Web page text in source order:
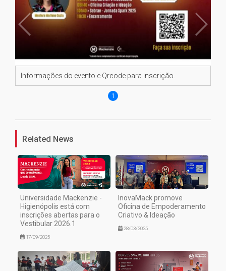
Informações do evento e Qrcode para inscrição.
1
Related News
Universidade Mackenzie -
Higienópolis está com
inscrições abertas para o
Vestibular 2026.1
17/09/2025
InovaMack promove
Oficina de Empoderamento
Criativo & Ideação
28/03/2025